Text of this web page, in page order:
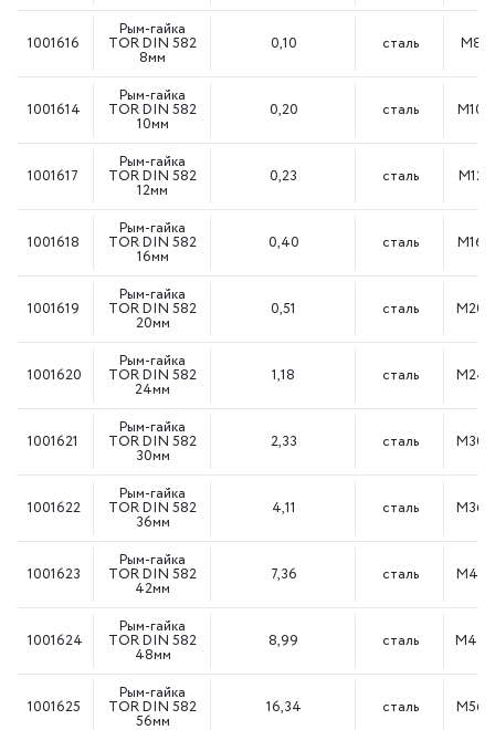
1001616
Рым-гайка
TOR DIN 582
8мм
0,10 сталь М8
1001614
Рым-гайка
TOR DIN 582
10мм
0,20 сталь М10
1001617
Рым-гайка
TOR DIN 582
12мм
0,23 сталь М12
1001618
Рым-гайка
TOR DIN 582
16мм
0,40 сталь М16
1001619
Рым-гайка
TOR DIN 582
20мм
0,51 сталь М20
1001620
Рым-гайка
TOR DIN 582
24мм
1,18 сталь М24
1001621
Рым-гайка
TOR DIN 582
30мм
2,33 сталь М30
1001622
Рым-гайка
TOR DIN 582
36мм
4,11 сталь М36
1001623
Рым-гайка
TOR DIN 582
42мм
7,36 сталь М42
1001624
Рым-гайка
TOR DIN 582
48мм
8,99 сталь М48
1001625
Рым-гайка
TOR DIN 582
56мм
16,34 сталь М56